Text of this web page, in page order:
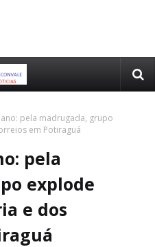
pela madrugada, grupo
em Potiraguá
pela
explode
e dos